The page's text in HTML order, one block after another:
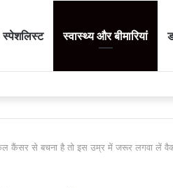
स्पेशलिस्ट स्वास्थ्य और बीमारियां
कैंसर से बचना है तो इस उम्र में जरूर लगवा लें